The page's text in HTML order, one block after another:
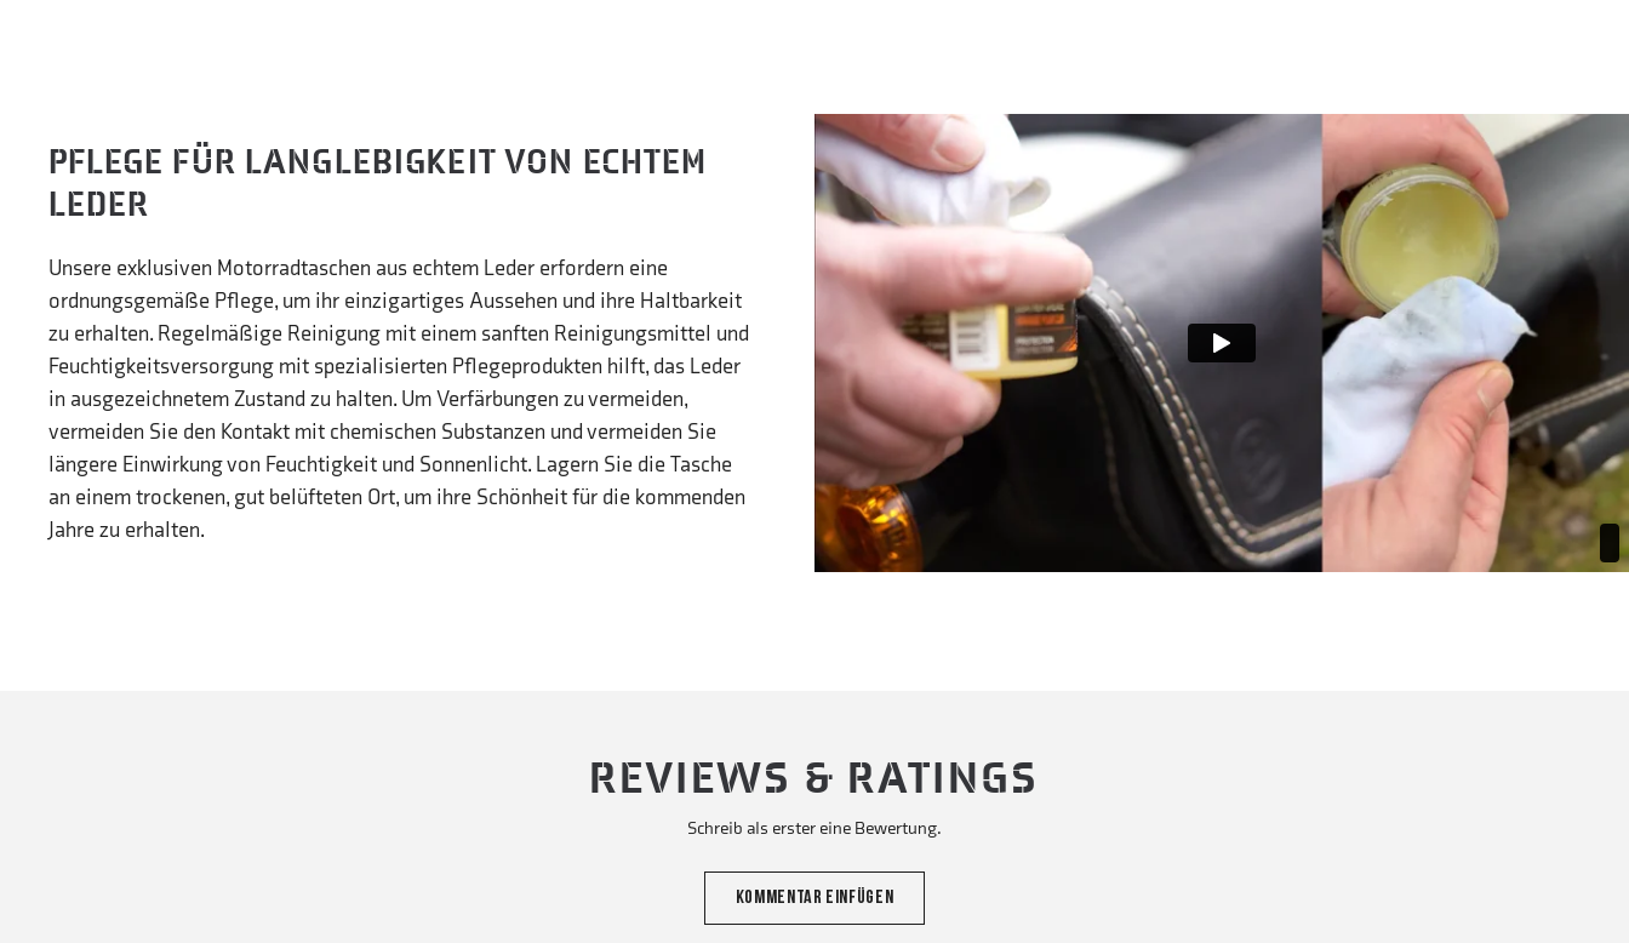
PFLEGE FÜR LANGLEBIGKEIT VON ECHTEM
LEDER
Unsere exklusiven Motorradtaschen aus echtem Leder erfordern eine
ordnungsgemäße Pflege, um ihr einzigartiges Aussehen und ihre Haltbarkeit
zu erhalten. Regelmäßige Reinigung mit einem sanften Reinigungsmittel und
Feuchtigkeitsversorgung mit spezialisierten Pflegeprodukten hilft, das Leder
in ausgezeichnetem Zustand zu halten. Um Verfärbungen zu vermeiden,
vermeiden Sie den Kontakt mit chemischen Substanzen und vermeiden Sie
längere Einwirkung von Feuchtigkeit und Sonnenlicht. Lagern Sie die Tasche
an einem trockenen, gut belüfteten Ort, um ihre Schönheit für die kommenden
Jahre zu erhalten.
REVIEWS & RATINGS
Schreib als erster eine Bewertung.
KOMMENTAR EINFÜGEN